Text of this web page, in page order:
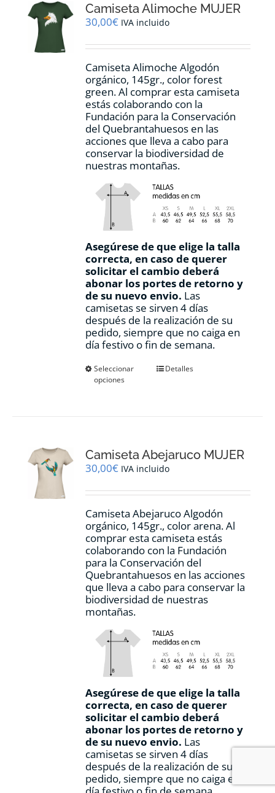
se
pueden
en
página
de
producto
Camiseta Alimoche MUJER
30,00€ IVA incluido
Camiseta Alimoche Algodón
orgánico, 145gr., color forest
green. Al comprar esta camiseta
estás colaborando con la
Fundación para la Conservación
del Quebrantahuesos en las
acciones que lleva a cabo para
conservar la biodiversidad de
nuestras montañas.
Asegúrese de que elige la talla
correcta, en caso de querer
solicitar el cambio deberá
abonar los portes de retorno y
de su nuevo envio. Las
camisetas se sirven 4 días
después de la realización de su
pedido, siempre que no caiga en
día festivo o fin de semana.
Seleccionar
opciones
Este
se
pueden
en
página
de
producto
Detalles
Camiseta Abejaruco MUJER
30,00€ IVA incluido
Camiseta Abejaruco Algodón
orgánico, 145gr., color arena. Al
comprar esta camiseta estás
colaborando con la Fundación
para la Conservación del
Quebrantahuesos en las acciones
que lleva a cabo para conservar la
biodiversidad de nuestras
montañas.
Asegúrese de que elige la talla
correcta, en caso de querer
solicitar el cambio deberá
abonar los portes de retorno y
de su nuevo envio. Las
camisetas se sirven 4 días
después de la realización de su
pedido, siempre que no caiga en